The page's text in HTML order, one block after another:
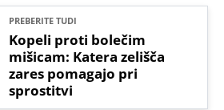
PREBERITE TUDI
Kopeli proti bolečim
mišicam: Katera zelišča
zares pomagajo pri
sprostitvi